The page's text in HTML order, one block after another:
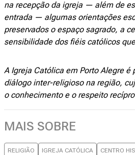
na recepção da igreja — além de
entrada — algumas orientações
preservados o espaço sagrado, a
sensibilidade dos fiéis católicos
A Igreja Católica em Porto Alegre é
diálogo inter-religioso na região,
o conhecimento e o respeito
MAIS SOBRE
RELIGIÃO IGREJA CATÓLICA CENTRO